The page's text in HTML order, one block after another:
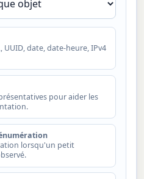
UUID, date, date-heure, IPv4
pour aider les
lorsqu'un petit